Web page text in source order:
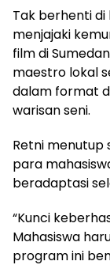
Tak berhenti di
menjajaki
film di
maestro lokal
dalam format
warisan seni.
Retni
para
beradaptasi
“Kunci
Mahasiswa
program ini